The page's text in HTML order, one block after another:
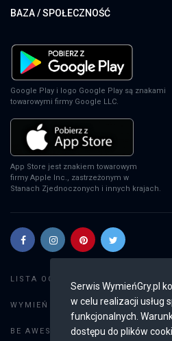
Serwis WymieńGry.pl
w celu realizacji usług
funkcjonalnych.
dostępu do plików
EA Sports FC 24
XSX
EA Sports FC 24
PS5
SWITCH
BAZA / SPOŁECZNOŚĆ
Google Play i logo Google Play są znakami
towarowymi firmy Google LLC.
App Store jest znakiem towarowym
firmy Apple Inc., zastrzeżonym w
Stanach Zjednoczonych i innych krajach.
LISTA OGŁOSZEŃ:
WYMIEŃ GRY: Dodaj ogłoszenie
BE AWESOME: Weryfikacja konta